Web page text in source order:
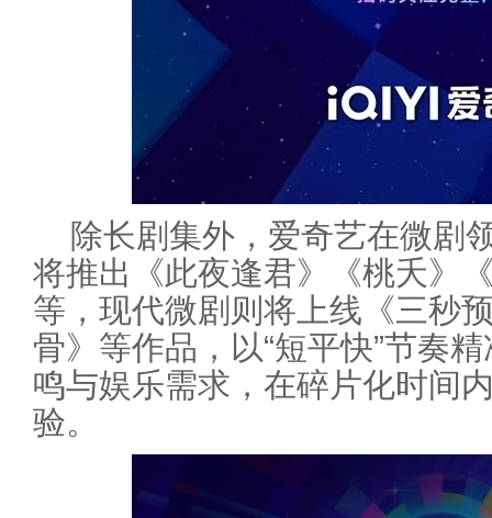
除长剧集外，爱奇艺在微剧
将推出《此夜逢君》《桃夭》
等，现代微剧则将上线《三秒
骨》等作品，以“短平快”节奏
鸣与娱乐需求，在碎片化时间
验。